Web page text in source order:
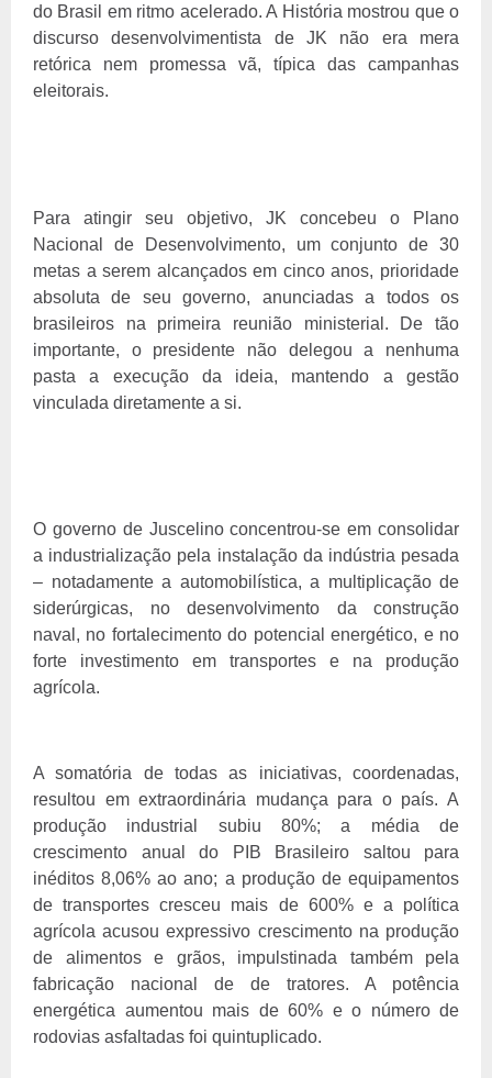
do Brasil em ritmo acelerado. A História mostrou que o
discurso desenvolvimentista de JK não era mera
retórica nem promessa vã, típica das campanhas
eleitorais.
Para atingir seu objetivo, JK concebeu o Plano
Nacional de Desenvolvimento, um conjunto de 30
metas a serem alcançados em cinco anos, prioridade
absoluta de seu governo, anunciadas a todos os
brasileiros na primeira reunião ministerial. De tão
importante, o presidente não delegou a nenhuma
pasta a execução da ideia, mantendo a gestão
vinculada diretamente a si.
O governo de Juscelino concentrou-se em consolidar
a industrialização pela instalação da indústria pesada
– notadamente a automobilística, a multiplicação de
siderúrgicas, no desenvolvimento da construção
naval, no fortalecimento do potencial energético, e no
forte investimento em transportes e na produção
agrícola.
A somatória de todas as iniciativas, coordenadas,
resultou em extraordinária mudança para o país. A
produção industrial subiu 80%; a média de
crescimento anual do PIB Brasileiro saltou para
inéditos 8,06% ao ano; a produção de equipamentos
de transportes cresceu mais de 600% e a política
agrícola acusou expressivo crescimento na produção
de alimentos e grãos, impulstinada também pela
fabricação nacional de de tratores. A potência
energética aumentou mais de 60% e o número de
rodovias asfaltadas foi quintuplicado.